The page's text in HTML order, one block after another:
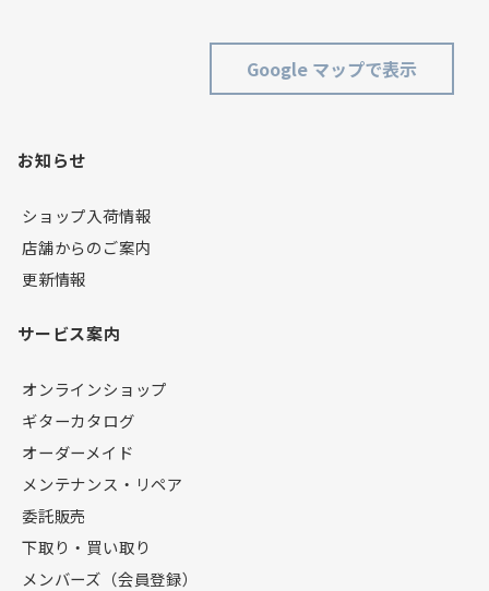
Google マップで表示
お知らせ
ショップ入荷情報
店舗からのご案内
更新情報
サービス案内
オンラインショップ
ギターカタログ
オーダーメイド
メンテナンス・リペア
委託販売
下取り・買い取り
メンバーズ（会員登録）